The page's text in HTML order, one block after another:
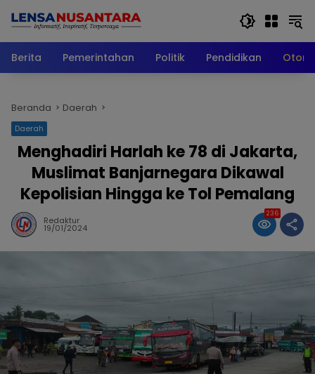
Berita
Pemerintahan Politik Pendidikan
Beranda Daerah
Daerah
Menghadiri Harlah ke 78 di Jakarta,
Muslimat Banjarnegara Dikawal
Kepolisian Hingga ke Tol Pemalang
Redaktur
19/01/2024
236